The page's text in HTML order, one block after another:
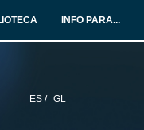
INFO PARA...
ES / GL
O enxeñeiro de telecomunicación no exercicio libre da profesión